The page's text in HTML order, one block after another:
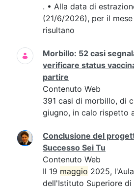
. • Alla data di
(21/6/2026), per il
risultano
Morbillo: 52 casi
verificare status
partire
Contenuto Web
391 casi di morbillo, di
giugno, in calo rispetto
Conclusione del
Successo Sei Tu
Contenuto Web
Il 19 maggio 2025,
dell'Istituto Superiore